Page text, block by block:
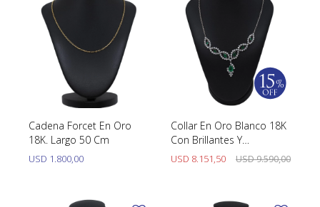
Cadena Forcet En Oro
18K. Largo 50 Cm
USD 1.800,00
Collar En Oro Blanco 18K
Con Brillantes Y
Esmeraldas
USD 8.151,50 USD9.590,00